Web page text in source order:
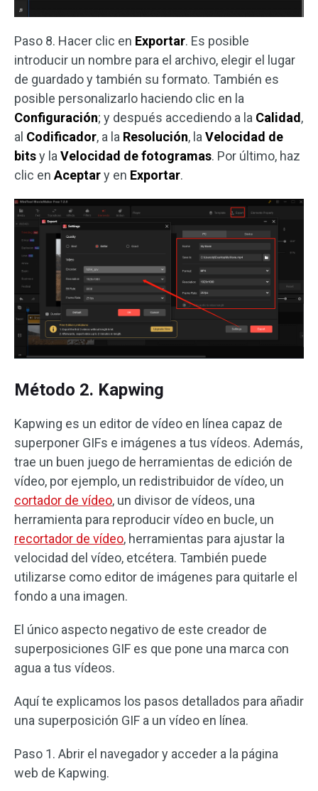
Paso 8. Hacer clic en Exportar. Es posible
introducir un nombre para el archivo, elegir el lugar
de guardado y también su formato. También es
posible personalizarlo haciendo clic en la
Configuración; y después accediendo a la Calidad ,
al Codificador, a la Resolución, la Velocidad de
bitsy la Velocidad de fotogramas. Por último, haz
clic en Aceptary en Exportar.
Método 2. Kapwing
Kapwing es un editor de vídeo en línea capaz de
superponer GIFs e imágenes a tus vídeos. Además,
trae un buen juego de herramientas de edición de
vídeo, por ejemplo, un redistribuidor de vídeo, un
cortador de vídeo, un divisor de vídeos, una
herramienta para reproducir vídeo en bucle, un
recortador de vídeo, herramientas para ajustar la
velocidad del vídeo, etcétera. También puede
utilizarse como editor de imágenes para quitarle el
fondo a una imagen.
El único aspecto negativo de este creador de
superposiciones GIF es que pone una marca con
agua a tus vídeos.
Aquí te explicamos los pasos detallados para añadir
una superposición GIF a un vídeo en línea.
Paso 1. Abrir el navegador y acceder a la página
web de Kapwing.